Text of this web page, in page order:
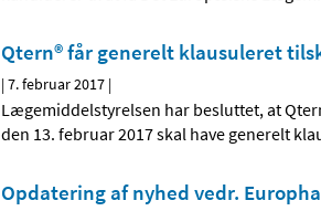
Qtern® får generelt klausuleret
|7. februar 2017 |
Lægemiddelstyrelsen har besluttet, at
den 13. februar 2017 skal have generelt
Opdatering af nyhed vedr.